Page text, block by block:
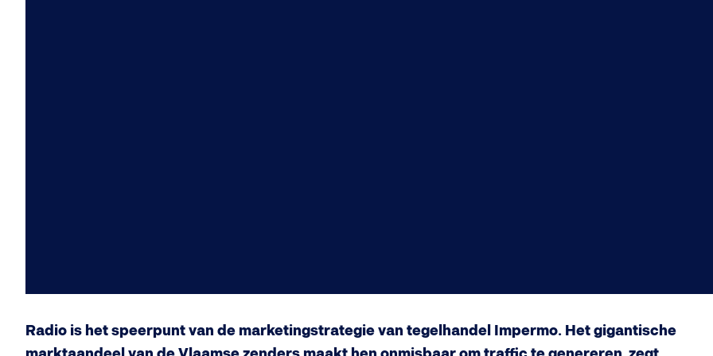
Radio is het speerpunt van de marketingstrategie van tegelhandel Impermo. Het gigantische